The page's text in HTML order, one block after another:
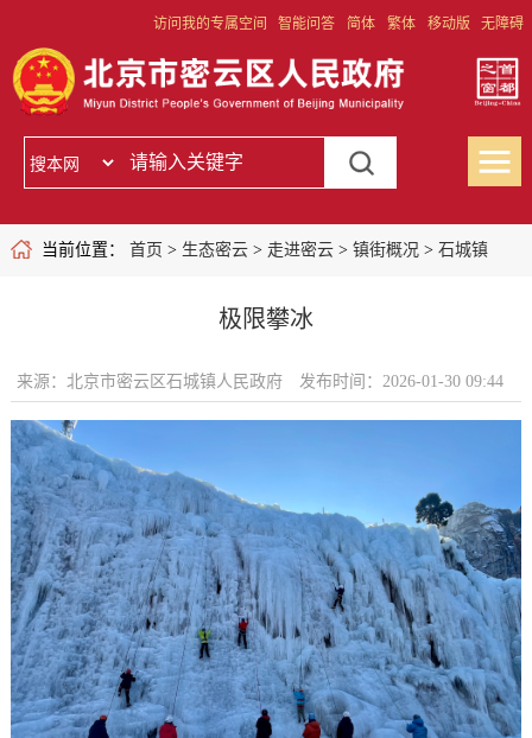
访问我的专属空间 智能问答 简体 繁体 移动版 无障碍
当前位置： 首页 > 生态密云> 走进密云> 镇街概况 > 石城镇
极限攀冰
来源：北京市密云区石城镇人民政府 发布时间：2026-01-30 09:44